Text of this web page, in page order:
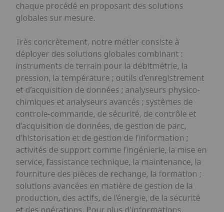
chaque procédé en proposant des solutions
globales sur mesure.
Très concrètement, notre métier consiste à
déployer des solutions globales combinant :
instruments de terrain pour la débitmétrie, la
pression, la température ; outils d’enregistrement
et d’acquisition de données ; analyseurs physico-
chimiques et analyseurs avancés ; systèmes de
controle-commande, de sécurité, de contrôle et
d’acquisition de données, de gestion de parc,
d’historisation et de gestion de l’information ;
activités de support comme l’ingénierie, la mise en
service, l’assistance technique, la maintenance, la
fourniture des pièces de rechange, la formation ;
solutions avancées en matière de gestion de la
production, des actifs, de l’énergie, de la sécurité
et des opérations. Pour plus d'informations,